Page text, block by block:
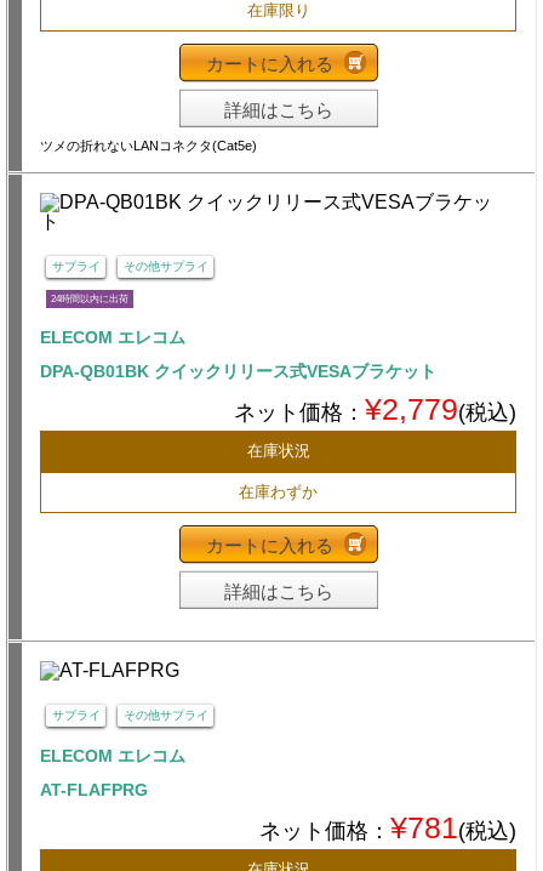
在庫限り
カートに入れる
詳細はこちら
ツメの折れないLANコネクタ(Cat5e)
サプライ その他サプライ
24時間以内に出荷
ELECOM エレコム
DPA-QB01BK クイックリリース式VESAブラケット
ネット価格： ¥2,779(税込)
在庫状況
在庫わずか
カートに入れる
詳細はこちら
サプライ その他サプライ
ELECOM エレコム
AT-FLAFPRG
ネット価格： ¥781(税込)